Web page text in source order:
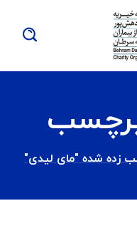
زده شده "مای لیدی"